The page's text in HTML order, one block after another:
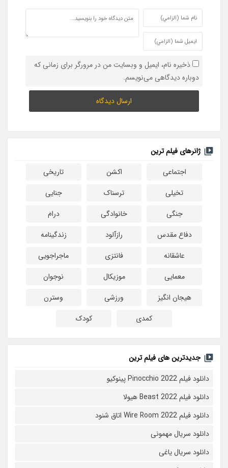
ذخیره نام، ایمیل و وبسایت من در مرورگر برای زمانی که
دوباره دیدگاهی می‌نویسم.
ژانرهای فیلم ترین
اجتماعی
اکشن
تاریخی
تخیلی
ترسناک
جنایی
جنگی
خانوادگی
درام
دفاع مقدس
رازآلود
زندگینامه
عاشقانه
فانتزی
ماجراجویی
معمایی
موزیکال
نوجوان
هیجان انگیز
ورزشی
وسترن
کمدی
کودک
جدیدترین های فیلم ترین
دانلود فیلم Pinocchio 2022 پینوکیو
دانلود فیلم Beast 2022 هیولا
دانلود فیلم Wire Room 2022 اتاق شنود
دانلود سریال مهمونی
دانلود سریال یاغی